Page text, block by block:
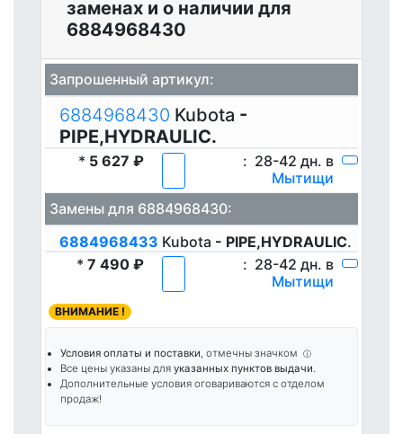
заменах и о наличии для
6884968430
Запрошенный артикул:
6884968430 Kubota -
PIPE,HYDRAULIC.
* 5 627 ₽ : 28-42 дн. в
Мытищи
Замены для 6884968430:
6884968433 Kubota - PIPE,HYDRAULIC.
* 7 490 ₽ : 28-42 дн. в
Мытищи
ВНИМАНИЕ !
Условия оплаты и поставки, отмечны значком ⓘ
Все цены указаны для указанных пунктов выдачи.
Дополнительные условия оговариваются с отделом
продаж!